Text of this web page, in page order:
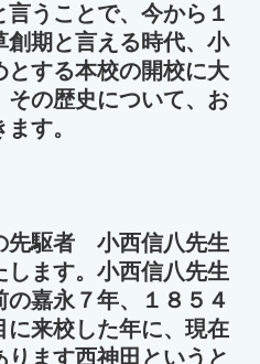
うことで、今から１
創期と言える時代、小
とする本校の開校に大
その歴史について、お
す。
先駆者 小西信八先生
します。小西信八先生
嘉永７年、１８５４
に来校した年に、現在
ます西神田というと